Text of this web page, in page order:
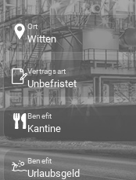
Ort
Witten
Vertragsart
Unbefristet
Benefit
Kantine
Benefit
Urlaubsgeld